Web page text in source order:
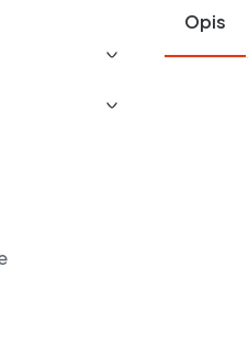
Opis